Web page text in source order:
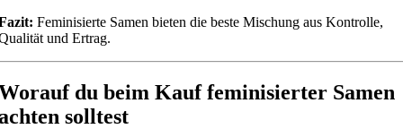
Feminisierte Samen bieten die beste Mischung aus Kontrolle,
und Ertrag.
du beim Kauf feminisierter Samen
solltest